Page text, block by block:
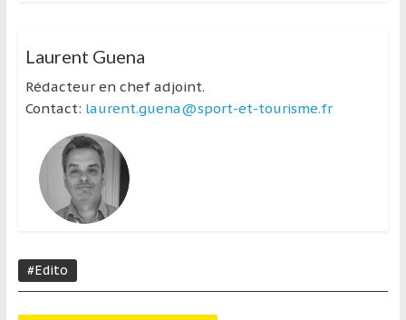
Laurent Guena
Rédacteur en chef adjoint.
Contact: laurent.guena@sport-et-tourisme.fr
#Edito